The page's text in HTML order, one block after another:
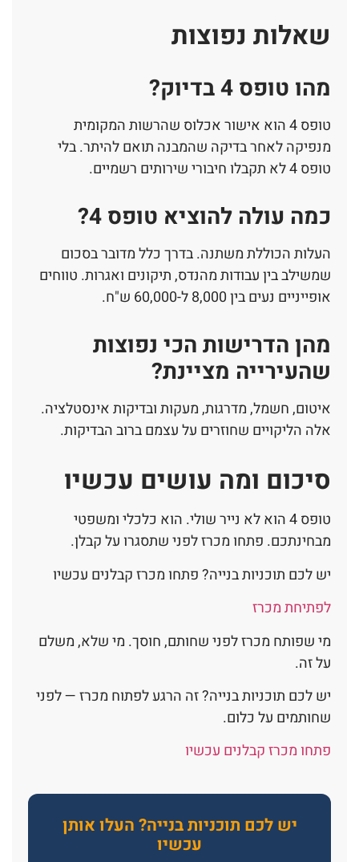
שאלות נפוצות
מהו טופס 4 בדיוק?
טופס 4 הוא אישור אכלוס שהרשות המקומית
מנפיקה לאחר בדיקה שהמבנה תואם להיתר. בלי
טופס 4 לא תקבלו חיבורי שירותים רשמיים.
כמה עולה להוציא טופס 4?
העלות הכוללת משתנה. בדרך כלל מדובר בסכום
שמשילב בין עבודות מהנדס, תיקונים ואגרות. טווחים
אופייניים נעים בין 8,000 ל-60,000 ש"ח.
מהן הדרישות הכי נפוצות
שהעירייה מציינת?
איטום, חשמל, מדרגות, מעקות ובדיקות אינסטלציה.
אלה הליקויים שחוזרים על עצמם ברוב הבדיקות.
סיכום ומה עושים עכשיו
טופס 4 הוא לא נייר שולי. הוא כלכלי ומשפטי
מבחינתכם. פתחו מכרז לפני שתסגרו על קבלן.
יש לכם תוכניות בנייה? פתחו מכרז קבלנים עכשיו
לפתיחת מכרז
מי שפותח מכרז לפני שחותם, חוסך. מי שלא, משלם
על זה.
יש לכם תוכניות בנייה? זה הרגע לפתוח מכרז — לפני
שחותמים על כלום.
פתחו מכרז קבלנים עכשיו
יש לכם תוכניות בנייה? העלו אותן
עכשיו